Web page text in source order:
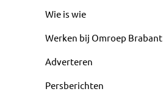
Wie is wie
Werken bij Omroep Brabant
Adverteren
Persberichten